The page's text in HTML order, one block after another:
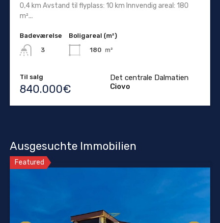
0,4 km Avstand til flyplass: 10 km Innvendig areal: 180
m²...
Badeværelse
3
Boligareal (m²)
180 m²
Til salg
840.000€
Det centrale Dalmatien
Ciovo
Ausgesuchte Immobilien
Featured